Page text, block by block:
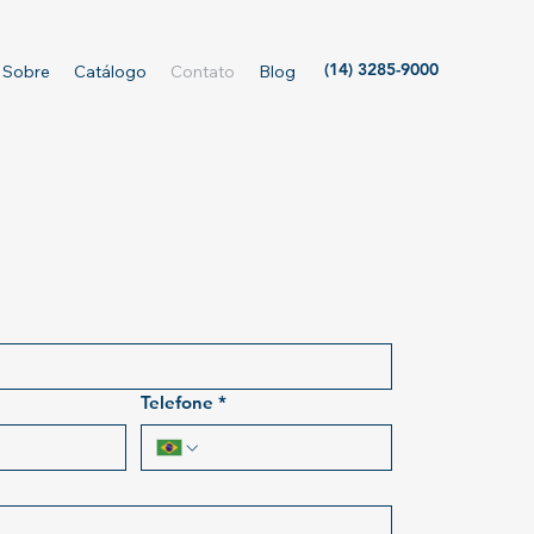
Sobre Catálogo Contato Blog (14) 3285-9000
Telefone *